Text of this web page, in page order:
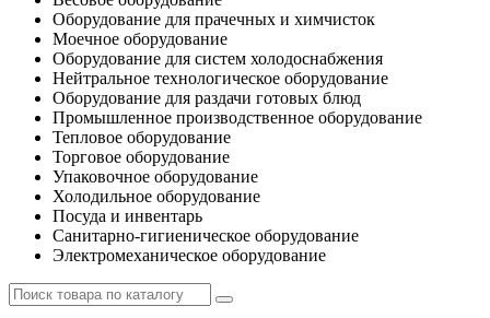
Оборудование для прачечных и химчисток
Моечное оборудование
Оборудование для систем холодоснабжения
Нейтральное технологическое оборудование
Оборудование для раздачи готовых блюд
Промышленное производственное оборудование
Тепловое оборудование
Торговое оборудование
Упаковочное оборудование
Холодильное оборудование
Посуда и инвентарь
Санитарно-гигиеническое оборудование
Электромеханическое оборудование